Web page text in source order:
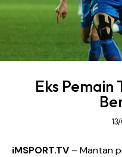
Eks Pemain
iMSPORT.TV – Mantan